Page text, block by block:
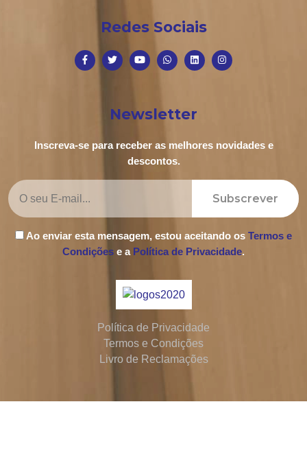
Redes Sociais
Newsletter
Inscreva-se para receber as melhores novidades e
descontos.
Subscrever
Ao enviar esta mensagem, estou aceitando os Termos e
Condições e a Política de Privacidade.
Política de Privacidade
Termos e Condições
Livro de Reclamações